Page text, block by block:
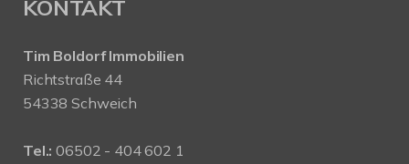
KONTAKT
Tim Boldorf Immobilien
Richtstraße 44
54338 Schweich
Tel.: 06502 - 404 602 1